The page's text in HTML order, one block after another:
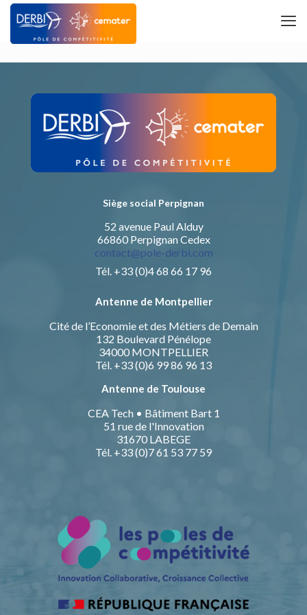
Siège social Perpignan
52 avenue Paul Alduy
66860 Perpignan Cedex
contact@pole-derbi.com
Tél. +33 (0)4 68 66 17 96
Antenne de Montpellier
Cité de l’Economie et des Métiers de Demain
132 Boulevard Pénélope
34000 MONTPELLIER
Tél. +33 (0)6 99 86 96 13
Antenne de Toulouse
CEA Tech • Bâtiment Bart 1
51 rue de l'Innovation
31670 LABEGE
Tél. +33 (0)7 61 53 77 59